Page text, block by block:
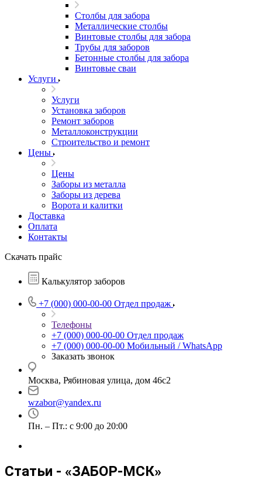
Столбы для забора
Металлические столбы
Винтовые столбы для забора
Трубы для заборов
Бетонные столбы для забора
Винтовые сваи
Услуги
Услуги
Установка заборов
Ремонт заборов
Металлоконструкции
Строительство и ремонт
Цены
Цены
Заборы из металла
Заборы из дерева
Ворота и калитки
Доставка
Оплата
Контакты
Скачать прайс
Калькулятор заборов
+7 (000) 000-00-00 Отдел продаж
Телефоны
+7 (000) 000-00-00 Отдел продаж
+7 (000) 000-00-00 Мобильный / WhatsApp
Заказать звонок
Москва, Рябиновая улица, дом 46с2
wzabor@yandex.ru
Пн. – Пт.: с 9:00 до 20:00
Статьи - «ЗАБОР-МСК»